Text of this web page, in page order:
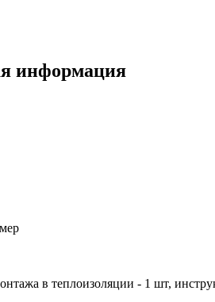
информация
в теплоизоляции - 1 шт,